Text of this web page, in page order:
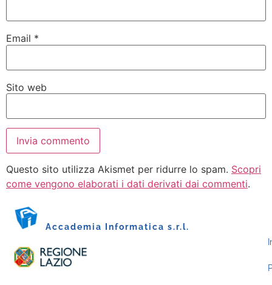
Email *
Sito web
Questo sito utilizza Akismet per ridurre lo spam. Scopri
come vengono elaborati i dati derivati dai commenti.
Accademia Informatica s.r.l.